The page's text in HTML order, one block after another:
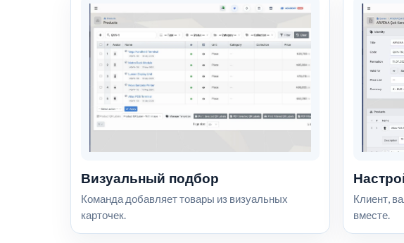
Визуальный подбор
Команда добавляет товары из визуальных
карточек.
Клиент,
вместе.